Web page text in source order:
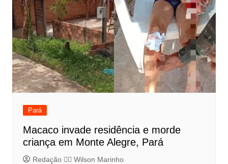
Pará
Macaco invade residência e morde
criança em Monte Alegre, Pará
Redação 👨‍⚖️​ Wilson Marinho